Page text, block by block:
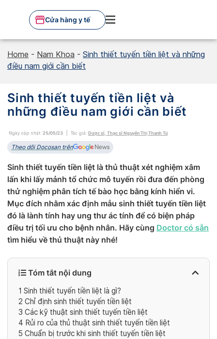
Cửa hàng y tế
Home - Nam Khoa - Sinh thiết tuyến tiền liệt và những
điều nam giới cần biết
Sinh thiết tuyến tiền liệt và
những điều nam giới cần biết
Ngày cập nhật: 25/05/23 Tác giả: Dược sĩ, Thạc sĩ Nguyễn Thị Thanh Tú
Theo dõi Docosan trên
Sinh thiết tuyến tiền liệt là thủ thuật xét nghiệm xâm
lấn khi lấy mảnh tổ chức mô tuyến rồi đưa đến phòng
thử nghiệm phân tích tế bào học bằng kính hiển vi.
Mục đích nhằm xác định mẫu sinh thiết tuyến tiền liệt
đó là lành tính hay ung thư ác tính để có biện pháp
điều trị tối ưu cho bệnh nhân. Hãy cùng Doctor có sẵn
tìm hiểu về thủ thuật này nhé!
Tóm tắt nội dung
1 Sinh thiết tuyến tiền liệt là gì?
2 Chỉ định sinh thiết tuyến tiền liệt
3 Các kỹ thuật sinh thiết tuyến tiền liệt
4 Rủi ro của thủ thuật sinh thiết tuyến tiền liệt
5 Chuẩn bị trước khi sinh thiết tuyến tiền liệt